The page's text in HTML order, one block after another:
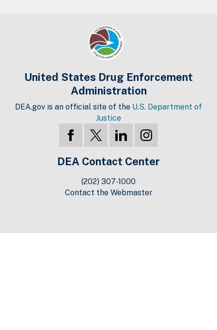
United States Drug Enforcement
Administration
DEA.gov is an official site of the U.S. Department of
Justice
DEA Contact Center
(202) 307-1000
Contact the Webmaster